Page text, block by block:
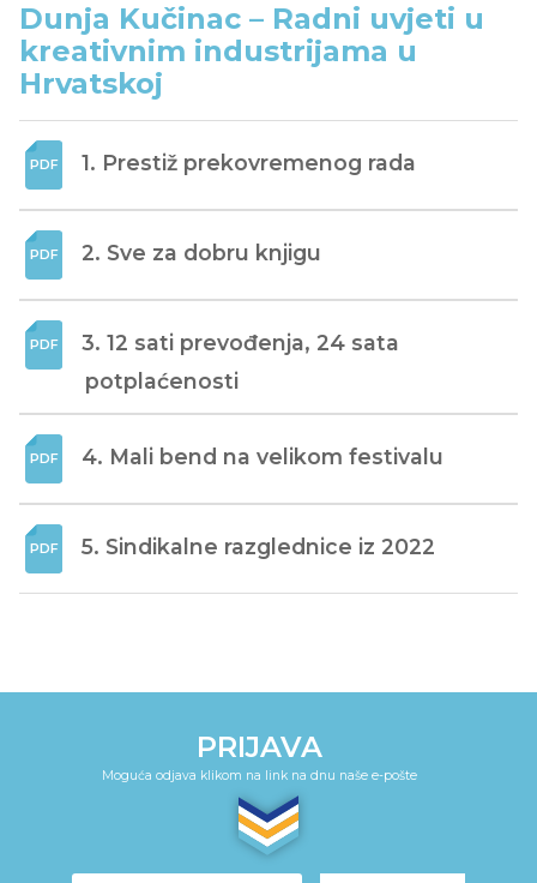
Dunja Kučinac – Radni uvjeti u
kreativnim industrijama u
Hrvatskoj
1. Prestiž prekovremenog rada
2. Sve za dobru knjigu
3. 12 sati prevođenja, 24 sata
potplaćenosti
4. Mali bend na velikom festivalu
5. Sindikalne razglednice iz 2022
PRIJAVA
Moguća odjava klikom na link na dnu naše e-pošte